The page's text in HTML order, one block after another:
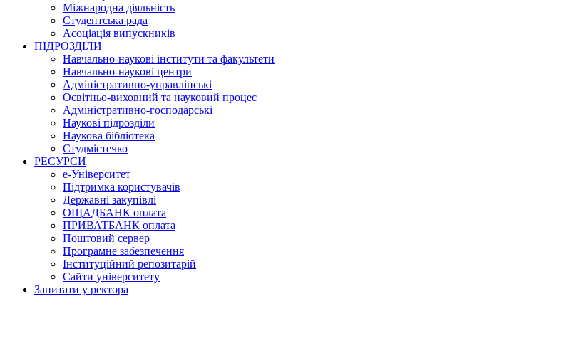
Міжнародна діяльність
Студентська рада
Асоціація випускників
ПІДРОЗДІЛИ
Навчально-наукові інститути та факультети
Навчально-наукові центри
Адміністративно-управлінські
Освітньо-виховний та науковий процес
Адміністративно-господарські
Наукові підрозділи
Наукова бібліотека
Студмістечко
РЕСУРСИ
е-Університет
Підтримка користувачів
Державні закупівлі
ОЩАДБАНК оплата
ПРИВАТБАНК оплата
Поштовий сервер
Програмне забезпечення
Інституційний репозитарій
Сайти університету
Запитати у ректора